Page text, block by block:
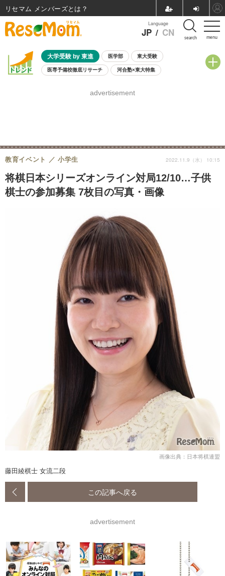
menu
Language
JP / CN search
大学受験 by 東進 医学部 東大受験
医専予備校徹底リサーチ 河合塾×東大特集
8月開催学校説明会・相談会
advertisement
将棋日本シリーズオンライン対局12/10…子供
棋士の参加募集 7枚目の写真・画像
教育イベント 小学生 2022.11.9（水） 10:15
画像出典：日本将棋連盟
藤田綾棋士 女流二段
この記事へ戻る
advertisement
リセマム メンバーズ